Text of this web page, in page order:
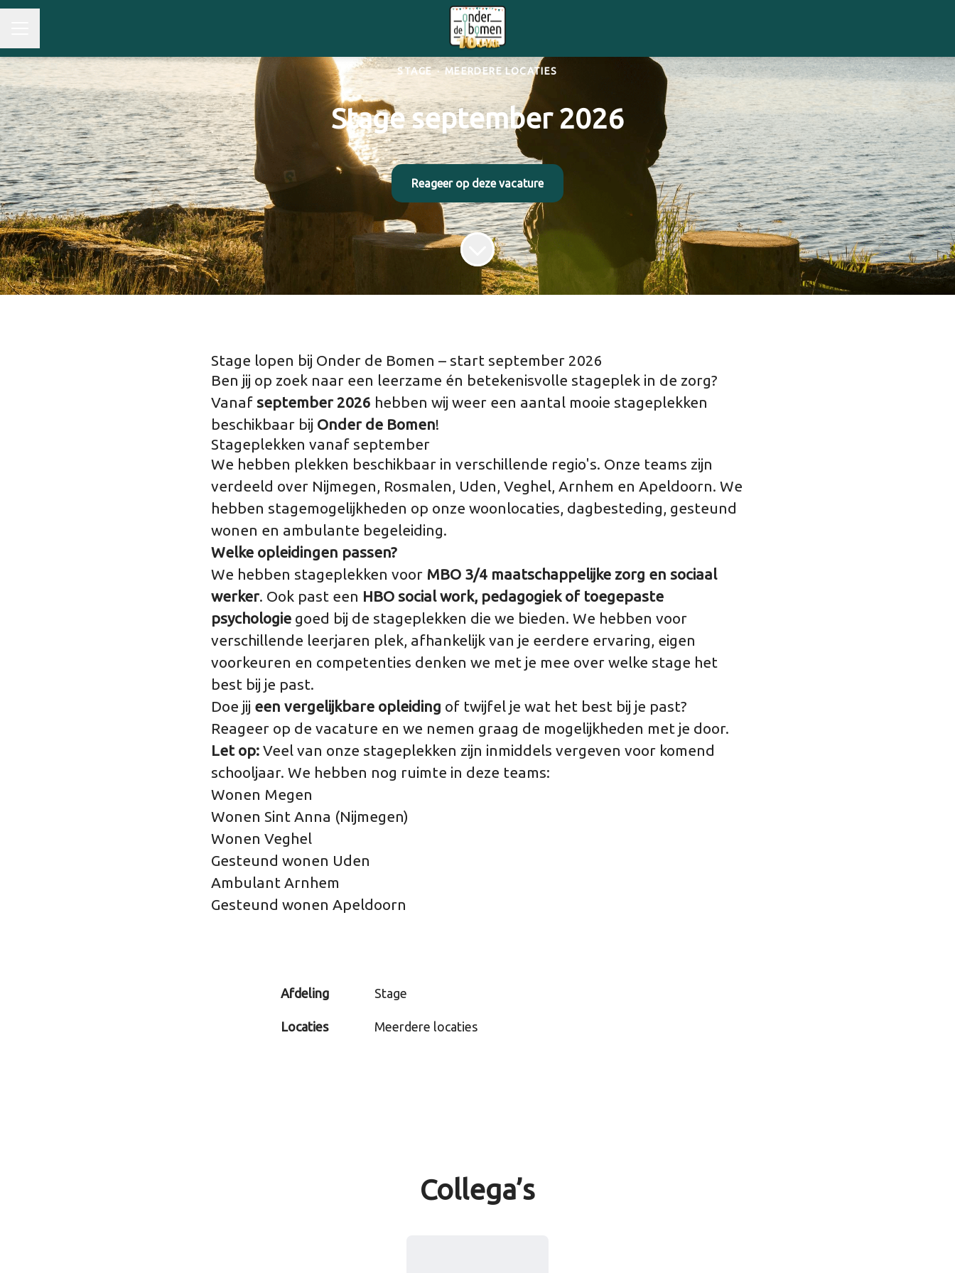
STAGE · MEERDERE LOCATIES
Stage september 2026
Reageer op deze vacature
Stage lopen bij Onder de Bomen – start september 2026
Ben jij op zoek naar een leerzame én betekenisvolle stageplek in de zorg?
Vanaf september 2026 hebben wij weer een aantal mooie stageplekken
beschikbaar bij Onder de Bomen!
Stageplekken vanaf september
We hebben plekken beschikbaar in verschillende regio's. Onze teams zijn
verdeeld over Nijmegen, Rosmalen, Uden, Veghel, Arnhem en Apeldoorn. We
hebben stagemogelijkheden op onze woonlocaties, dagbesteding, gesteund
wonen en ambulante begeleiding.
Welke opleidingen passen?
We hebben stageplekken voor MBO 3/4 maatschappelijke zorg en sociaal
werker. Ook past een HBO social work, pedagogiek of toegepaste
psychologie goed bij de stageplekken die we bieden. We hebben voor
verschillende leerjaren plek, afhankelijk van je eerdere ervaring, eigen
voorkeuren en competenties denken we met je mee over welke stage het
best bij je past.
Doe jij een vergelijkbare opleiding of twijfel je wat het best bij je past?
Reageer op de vacature en we nemen graag de mogelijkheden met je door.
Let op: Veel van onze stageplekken zijn inmiddels vergeven voor komend
schooljaar. We hebben nog ruimte in deze teams:
Wonen Megen
Wonen Sint Anna (Nijmegen)
Wonen Veghel
Gesteund wonen Uden
Ambulant Arnhem
Gesteund wonen Apeldoorn
Afdeling Stage
Locaties Meerdere locaties
Collega’s